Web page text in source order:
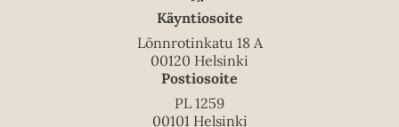
Käyntiosoite
Lönnrotinkatu 18 A
00120 Helsinki
Postiosoite
PL 1259
00101 Helsinki